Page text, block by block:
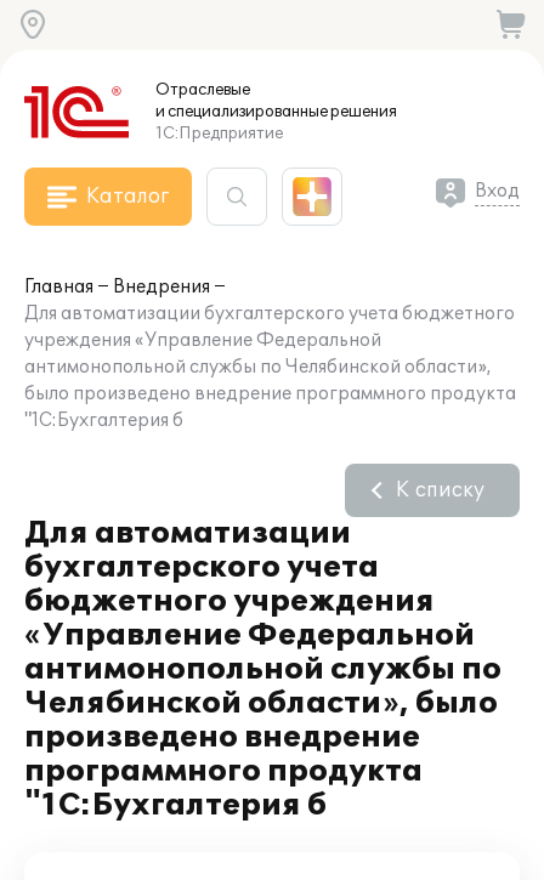
Отраслевые
и специализированныерешения
1С:Предприятие
Каталог Вход
Главная
Внедрения
Для автоматизации бухгалтерского учета бюджетного
учреждения «Управление Федеральной
антимонопольной службы по Челябинской области»,
было произведено внедрение программного продукта
"1С:Бухгалтерия б
Для автоматизации
бухгалтерского учета
бюджетного учреждения
«Управление Федеральной
антимонопольной службы по
Челябинской области», было
произведено внедрение
программного продукта
"1С:Бухгалтерия б
К списку